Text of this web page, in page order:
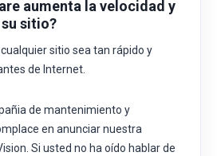
aumenta la velocidad y
sitio?
sitio sea tan rápido y
de Internet.
de mantenimiento y
en anunciar nuestra
Si usted no ha oído hablar de